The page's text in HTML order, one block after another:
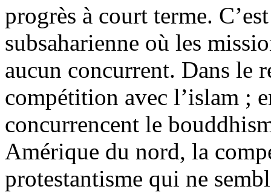
progrès à court terme.
subsaharienne où les
aucun concurrent. Dans le
compétition avec l’islam ;
concurrencent le
Amérique du nord, la
protestantisme qui ne